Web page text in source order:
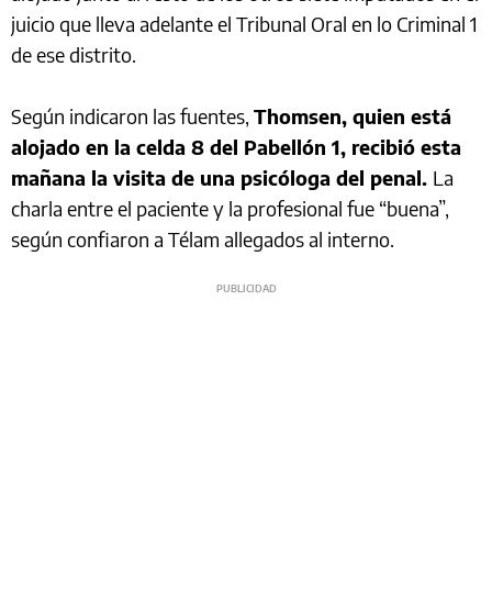
juicio que lleva adelante el Tribunal Oral en lo Criminal 1
de ese distrito.
Según indicaron las fuentes, Thomsen, quien está
alojado en la celda 8 del Pabellón 1, recibió esta
mañana la visita de una psicóloga del penal. La
charla entre el paciente y la profesional fue “buena”,
según confiaron a Télam allegados al interno.